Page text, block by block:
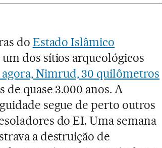
do Estado Islâmico
dos sítios arqueológicos
Nimrud, 30 quilômetros
de quase 3.000 anos. A
segue de perto outros
do EI. Uma semana
a destruição de